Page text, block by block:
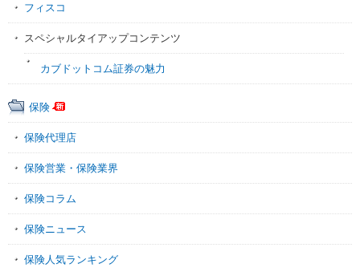
フィスコ
スペシャルタイアップコンテンツ
カブドットコム証券の魅力
保険
保険代理店
保険営業・保険業界
保険コラム
保険ニュース
保険人気ランキング